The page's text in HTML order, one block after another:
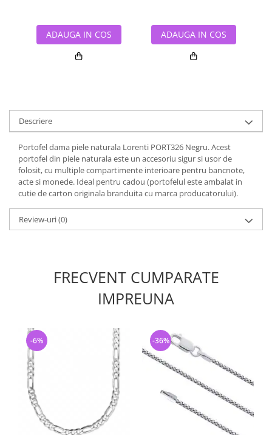
ADAUGA IN COS ADAUGA IN COS
Descriere
Portofel dama piele naturala Lorenti PORT326 Negru. Acest
portofel din piele naturala este un accesoriu sigur si usor de
folosit, cu multiple compartimente interioare pentru bancnote,
acte si monede. Ideal pentru cadou (portofelul este ambalat in
cutie de carton originala branduita cu marca producatorului).
Review-uri(0)
FRECVENT CUMPARATE
IMPREUNA
-6% -36%